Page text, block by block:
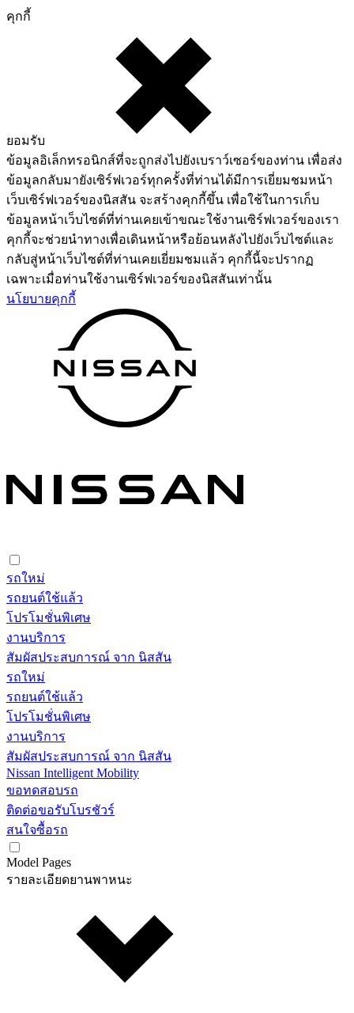
คุกกี้
ยอมรับ
ข้อมูลอิเล็กทรอนิกส์ที่จะถูกส่งไปยังเบราว์เซอร์ของท่าน เพื่อส่ง
ข้อมูลกลับมายังเซิร์ฟเวอร์ทุกครั้งที่ท่านได้มีการเยี่ยมชมหน้า
เว็บเซิร์ฟเวอร์ของนิสสัน จะสร้างคุกกี้ขึ้น เพื่อใช้ในการเก็บ
ข้อมูลหน้าเว็บไซต์ที่ท่านเคยเข้าขณะใช้งานเซิร์ฟเวอร์ของเรา
คุกกี้จะช่วยนำทางเพื่อเดินหน้าหรือย้อนหลังไปยังเว็บไซต์และ
กลับสู่หน้าเว็บไซต์ที่ท่านเคยเยี่ยมชมแล้ว คุกกี้นี้จะปรากฏ
เฉพาะเมื่อท่านใช้งานเซิร์ฟเวอร์ของนิสสันเท่านั้น
นโยบายคุกกี้
รถใหม่
รถยนต์ใช้แล้ว
โปรโมชั่นพิเศษ
งานบริการ
สัมผัสประสบการณ์ จาก นิสสัน
รถใหม่
รถยนต์ใช้แล้ว
โปรโมชั่นพิเศษ
งานบริการ
สัมผัสประสบการณ์ จาก นิสสัน
Nissan Intelligent Mobility
ขอทดสอบรถ
ติดต่อขอรับโบรชัวร์
สนใจซื้อรถ
Model Pages
รายละเอียดยานพาหนะ